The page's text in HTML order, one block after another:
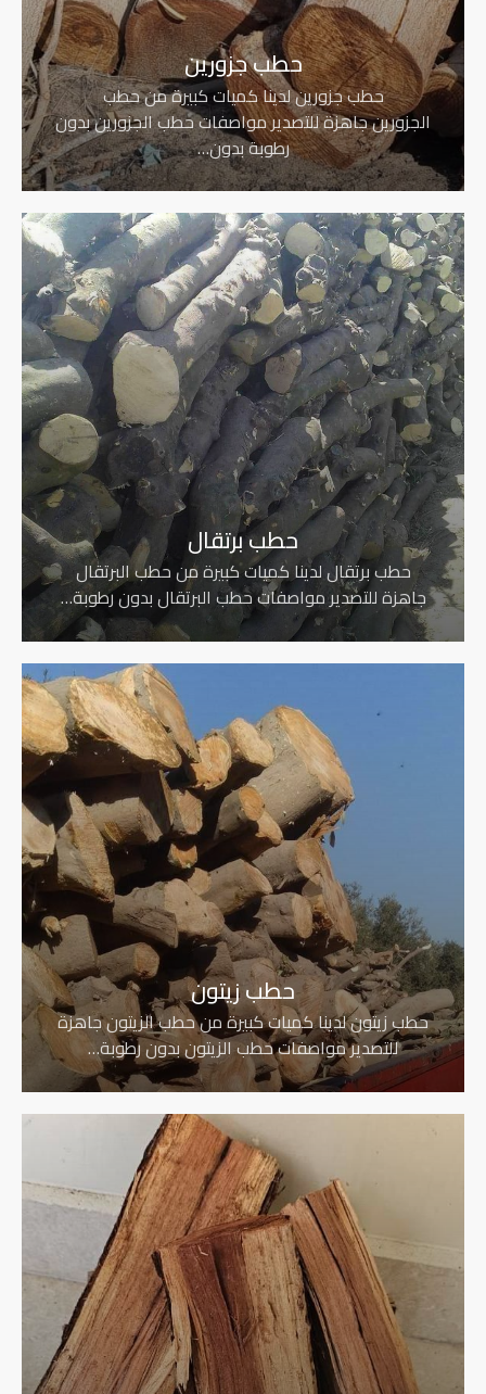
حطب جزورين
حطب جزورين لدينا كميات كبيرة من حطب
الجزورين جاهزة للتصدير مواصفات حطب الجزورين بدون
رطوبة بدون…
حطب برتقال
حطب برتقال لدينا كميات كبيرة من حطب البرتقال
جاهزة للتصدير مواصفات حطب البرتقال بدون رطوبة…
حطب زيتون
حطب زيتون لدينا كميات كبيرة من حطب الزيتون جاهزة
للتصدير مواصفات حطب الزيتون بدون رطوبة…